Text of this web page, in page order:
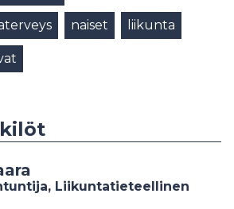
naiset liikunta
Liikuntatieteellinen